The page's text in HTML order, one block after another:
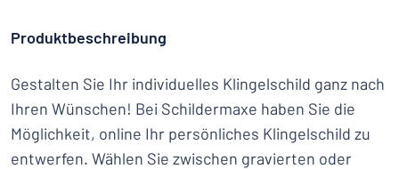
Produktbeschreibung
Gestalten Sie Ihr individuelles Klingelschild ganz nach
Ihren Wünschen! Bei Schildermaxe haben Sie die
Möglichkeit, online Ihr persönliches Klingelschild zu
entwerfen. Wählen Sie zwischen gravierten oder